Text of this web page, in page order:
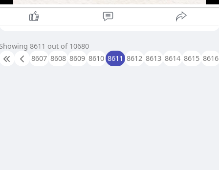
8611 out of 10680
8607 8608 8609 8610 8611 8612 8613 8614 8615 8616